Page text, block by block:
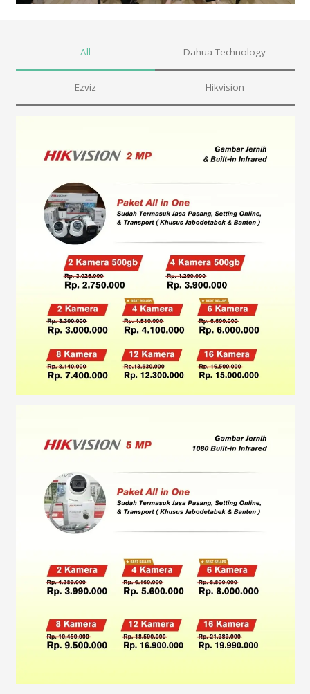
All Dahua Technology
Ezviz Hikvision